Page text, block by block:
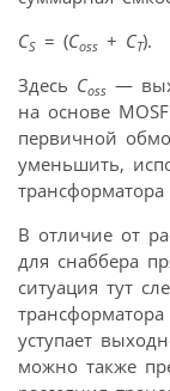
CS = (Coss + CT).
Здесь Coss —
на основе
первичной
уменьшить,
В отличие от
для снаббера
ситуация тут
уступает
можно также